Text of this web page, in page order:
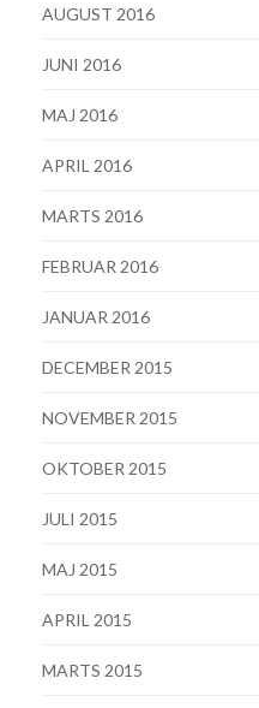
AUGUST 2016
JUNI 2016
MAJ 2016
APRIL 2016
MARTS 2016
FEBRUAR 2016
JANUAR 2016
DECEMBER 2015
NOVEMBER 2015
OKTOBER 2015
JULI 2015
MAJ 2015
APRIL 2015
MARTS 2015